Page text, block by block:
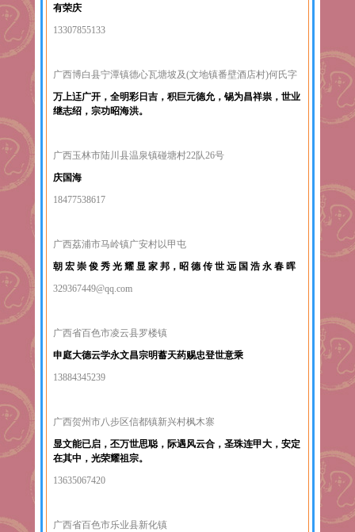
有荣庆
13307855133
广西博白县宁潭镇德心瓦塘坡及(文地镇番壁酒店村)何氏字
万上迋广开，全明彩日吉，积巨元德允，锡为昌祥祟，世业
继志绍，宗功昭海洪。
广西玉林市陆川县温泉镇碰塘村22队26号
庆国海
18477538617
广西荔浦市马岭镇广安村以甲屯
朝 宏 崇 俊 秀 光 耀 显 家 邦，昭 德 传 世 远 国 浩 永 春 晖
329367449@qq.com
广西省百色市凌云县罗楼镇
申庭大德云学永文昌宗明蓄天药赐忠登世意乘
13884345239
广西贺州市八步区信都镇新兴村枫木寨
显文能已启，丕万世思聪，际遇风云合，圣珠连甲大，安定
在其中，光荣耀祖宗。
13635067420
广西省百色市乐业县新化镇